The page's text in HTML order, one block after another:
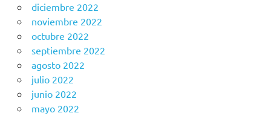
diciembre 2022
noviembre 2022
octubre 2022
septiembre 2022
agosto 2022
julio 2022
junio 2022
mayo 2022